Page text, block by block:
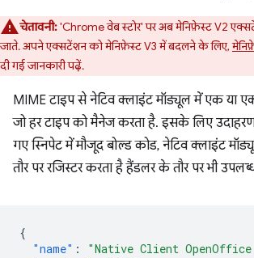
चेतावनी:'Chrome वेब स्टोर' पर अब मेनिफ़ेस्ट V2
जाते. अपने एक्सटेंशन को मेनिफ़ेस्ट V3 में बदलने के लिए,
दी गई जानकारी पढ़ें.
MIME टाइप से नेटिव क्लाइंट मॉड्यूल में एक या
जो हर टाइप को मैनेज करता है. इसके लिए
गए स्निपेट में मौजूद बोल्ड कोड, नेटिव क्लाइंट
तौर पर रजिस्टर करता है हैंडलर के तौर पर भी
{
"name" :
"Native Client OpenOffice